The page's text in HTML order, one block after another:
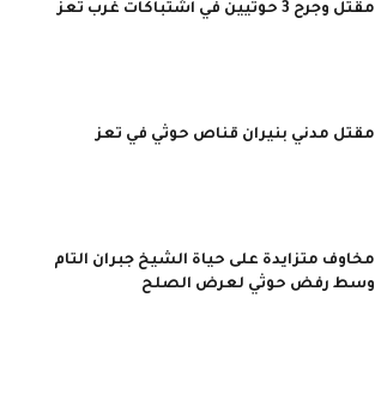
مقتل وجرح 3 حوثيين في اشتباكات غرب تعز
مقتل مدني بنيران قناص حوثي في تعز
مخاوف متزايدة على حياة الشيخ جبران التام
وسط رفض حوثي لعرض الصلح